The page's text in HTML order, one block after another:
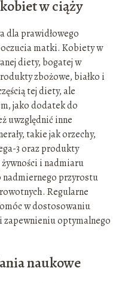
w ciąży
dla prawidłowego
matki. Kobiety w
diety, bogatej w
zbożowe, białko i
tej diety, ale
jako dodatek do
uwzględnić inne
takie jak orzechy,
3 oraz produkty
i nadmiaru
przyrostu
Regularne
w dostosowaniu
optymalnego
naukowe